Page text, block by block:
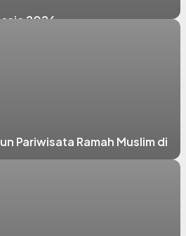
2026
Pariwisata Ramah Muslim di